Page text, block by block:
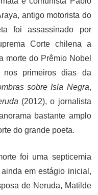
antigo motorista do
foi assassinado por
Corte chilena a
morte do Prêmio Nobel
nos primeiros dias da
sobre Isla Negra,
(2012), o jornalista
bastante amplo
do grande poeta.
foi uma septicemia
em estágio inicial,
de Neruda, Matilde